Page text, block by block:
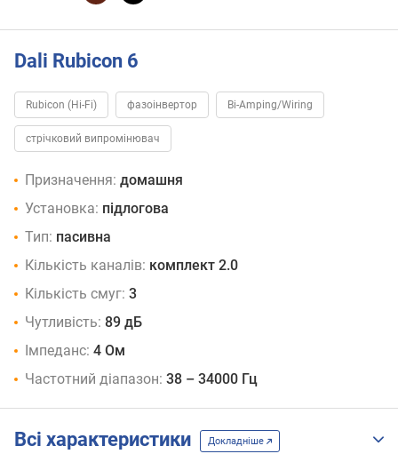
Dali Rubicon 6
Rubicon (Hi-Fi) фазоінвертор Bi-Amping/Wiring
стрічковий випромінювач
Призначення: домашня
Установка: підлогова
Тип: пасивна
Кількість каналів: комплект 2.0
Кількість смуг: 3
Чутливість: 89 дБ
Імпеданс: 4 Ом
Частотний діапазон: 38 – 34000 Гц
Всі характеристики Докладніше